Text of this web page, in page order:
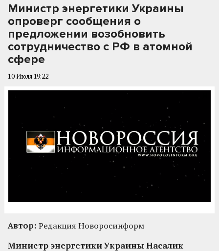
Министр энергетики Украины
опроверг сообщения о
предложении возобновить
сотрудничество с РФ в атомной
сфере
10 Июля 19:22
Автор: Редакция Новоросинформ
Министр энергетики Украины Насалик